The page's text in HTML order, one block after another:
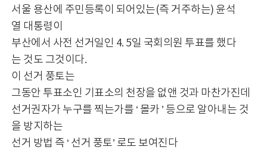
서울 용산에 주민등록이 되어있는(즉 거주하는) 윤석
열 대통령이
부산에서 사전 선거일인 4. 5일 국회의원 투표를 했다
는 것도 그것이다.
이 선거 풍토는
그동안 투표소인 기표소의 천장을 없앤 것과 마찬가진데
선거권자가 누구를 찍는가를 ‘ 몰카 ’ 등으로 알아내는 것
을 방지하는
선거 방법 즉 ‘ 선거 풍토’ 로도 보여진다